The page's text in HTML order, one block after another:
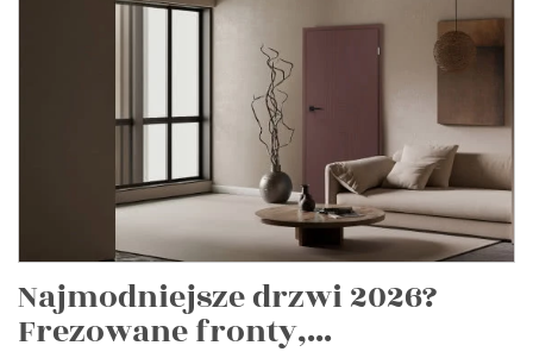
Najmodniejsze drzwi 2026?
Frezowane fronty,...